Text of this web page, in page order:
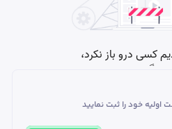
خود را ثبت نمایید